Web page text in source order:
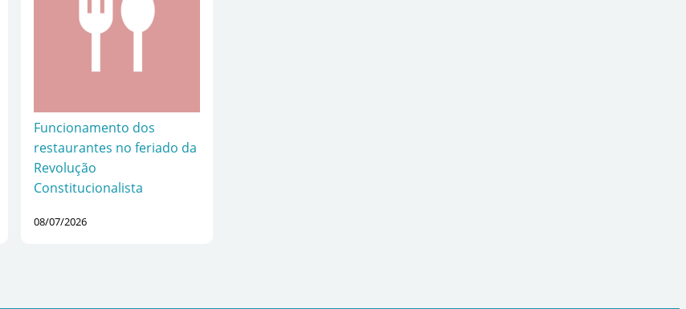
Funcionamento dos
restaurantes no feriado da
Revolução
Constitucionalista
08/07/2026